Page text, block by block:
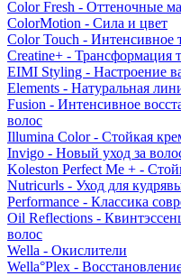
Color Fresh - Оттеночные
ColorMotion - Сила и цвет
Color Touch - Интенсивное
Creatine+ - Трансформация
EIMI Styling - Настроение
Elements - Натуральная
Fusion - Интенсивное
волос
Illumina Color - Стойкая
Invigo - Новый уход за
Koleston Perfect Me + -
Nutricurls - Уход для
Performance - Классика
Oil Reflections -
волос
Wella - Окислители
Wella°Plex -